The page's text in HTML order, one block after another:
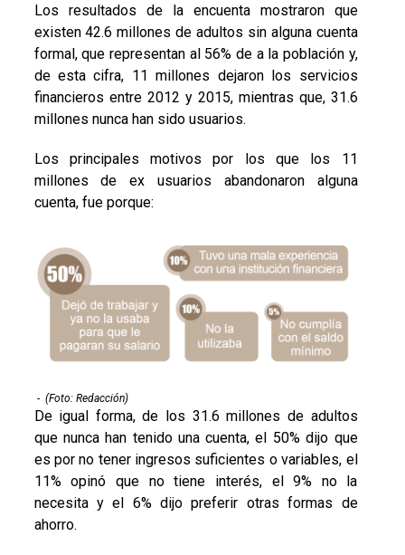
Los resultados de la encuenta mostraron que
existen 42.6 millones de adultos sin alguna cuenta
formal, que representan al 56% de a la población y,
de esta cifra, 11 millones dejaron los servicios
financieros entre 2012 y 2015, mientras que, 31.6
millones nunca han sido usuarios.
Los principales motivos por los que los 11
millones de ex usuarios abandonaron alguna
cuenta, fue porque:
- (Foto: Redacción)
De igual forma, de los 31.6 millones de adultos
que nunca han tenido una cuenta, el 50% dijo que
es por no tener ingresos suficientes o variables, el
11% opinó que no tiene interés, el 9% no la
necesita y el 6% dijo preferir otras formas de
ahorro.